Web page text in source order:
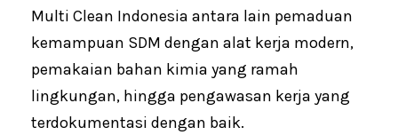
Multi Clean Indonesia antara lain pemaduan
kemampuan SDM dengan alat kerja modern,
pemakaian bahan kimia yang ramah
lingkungan, hingga pengawasan kerja yang
terdokumentasi dengan baik.